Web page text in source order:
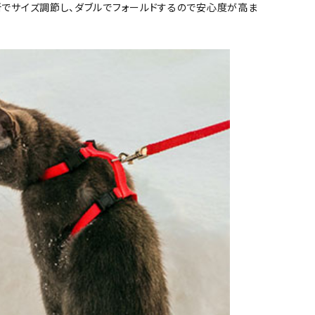
サイズ調節し、ダブルでフォールドするので安心度が高ま